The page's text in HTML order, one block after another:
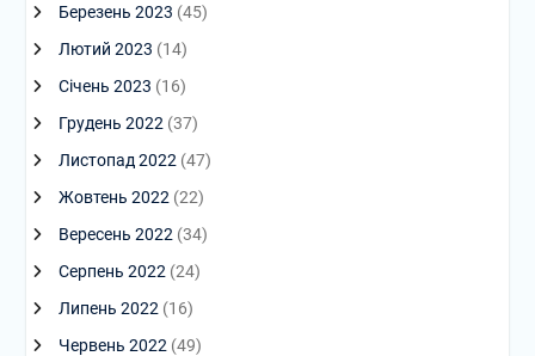
Березень 2023 (45)
Лютий 2023 (14)
Січень 2023 (16)
Грудень 2022 (37)
Листопад 2022 (47)
Жовтень 2022 (22)
Вересень 2022 (34)
Серпень 2022 (24)
Липень 2022 (16)
Червень 2022 (49)